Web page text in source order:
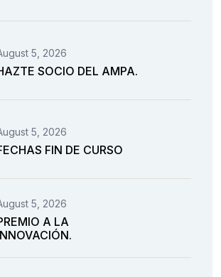
5, 2026
SOCIO DEL AMPA.
5, 2026
FIN DE CURSO
5, 2026
A LA